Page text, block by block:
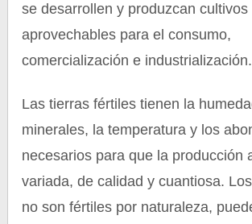
se desarrollen y produzcan cultivos
aprovechables para el consumo,
comercialización e industrialización.
Las tierras fértiles tienen la
minerales, la temperatura y los
necesarios para que la producción
variada, de calidad y cuantiosa.
no son fértiles por naturaleza,